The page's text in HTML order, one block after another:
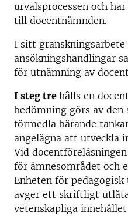
urvalsprocessen och
till docentnämnden.
I sitt granskningsarbete
ansökningshandlingar
för utnämning av
I steg tre hålls en
bedömning görs av den
förmedla bärande
angelägna att utveckla
Vid
för ämnesområdet och
Enheten för pedagogisk
avger ett skriftligt
vetenskapliga